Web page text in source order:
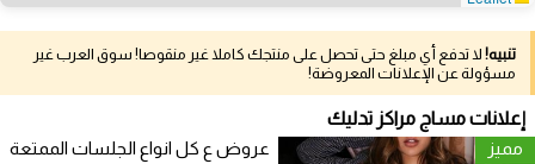
تنبيه! لا تدفع أي مبلغ حتى تحصل على منتجك كاملا غير منقوصا! سوق العرب غير
مسؤولة عن الإعلانات المعروضة!
إعلانات مساج مراكز تدليك
مميز
عروض ع كل انواع الجلسات الممتعة